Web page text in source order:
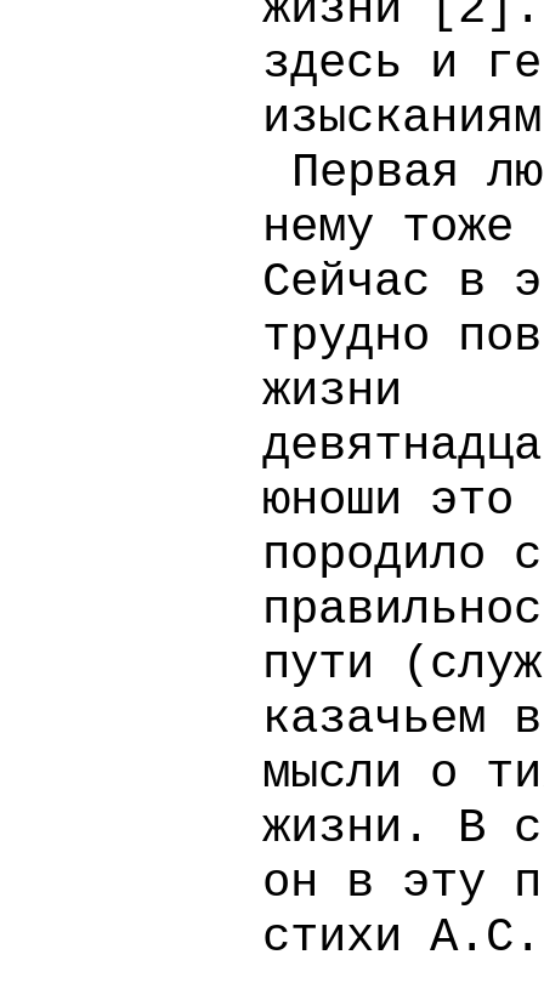
здесь и
Первая
нему тоже
Сейчас в
трудно
жизни
юноши это
породило
пути
казачьем
мысли о
жизни. В
он в эту
стихи